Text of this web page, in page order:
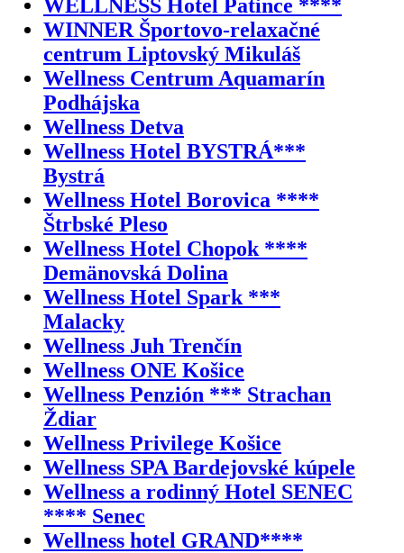
WELLNESS Hotel Patince ****
WINNER Športovo-relaxačné
centrum Liptovský Mikuláš
Wellness Centrum Aquamarín
Podhájska
Wellness Detva
Wellness Hotel BYSTRÁ***
Bystrá
Wellness Hotel Borovica ****
Štrbské Pleso
Wellness Hotel Chopok ****
Demänovská Dolina
Wellness Hotel Spark ***
Malacky
Wellness Juh Trenčín
Wellness ONE Košice
Wellness Penzión *** Strachan
Ždiar
Wellness Privilege Košice
Wellness SPA Bardejovské kúpele
Wellness a rodinný Hotel SENEC
**** Senec
Wellness hotel GRAND****